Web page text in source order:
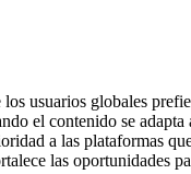
usuarios globales
el contenido se adapta
a las plataformas
las oportunidades